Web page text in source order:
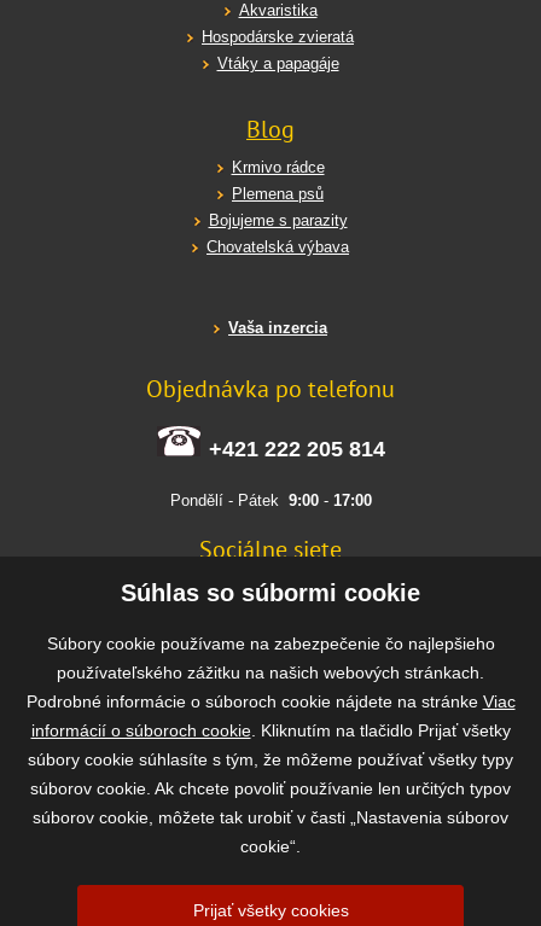
Akvaristika
Hospodárske zvieratá
Vtáky a papagáje
Blog
Krmivo rádce
Plemena psů
Bojujeme s parazity
Chovatelská výbava
Vaša inzercia
Objednávka po telefonu
+421 222 205 814
Pondělí - Pátek 9:00- 17:00
Sociálne siete
FACEBOOK
Rýchla a bezpečná platba
Súhlas so súbormi cookie
Súbory cookie používame na zabezpečenie čo najlepšieho
používateľského zážitku na našich webových stránkach.
Podrobné informácie o súboroch cookie nájdete na stránke Viac
informácií o súboroch cookie. Kliknutím na tlačidlo Prijať všetky
súbory cookie súhlasíte s tým, že môžeme používať všetky typy
súborov cookie. Ak chcete povoliť používanie len určitých typov
súborov cookie, môžete tak urobiť v časti „Nastavenia súborov
cookie“.
Prijať všetky cookies